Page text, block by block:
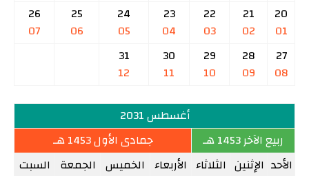
20
01
21
02
22
03
23
04
24
05
25
06
26
07
27
08
28
09
29
10
30
11
31
12
أغسطس 2031
ربيع الآخر 1453 هـ
جمادى الأول 1453 هـ
الأحد الإثنين الثلاثاء الأربعاء الخميس الجمعة السبت